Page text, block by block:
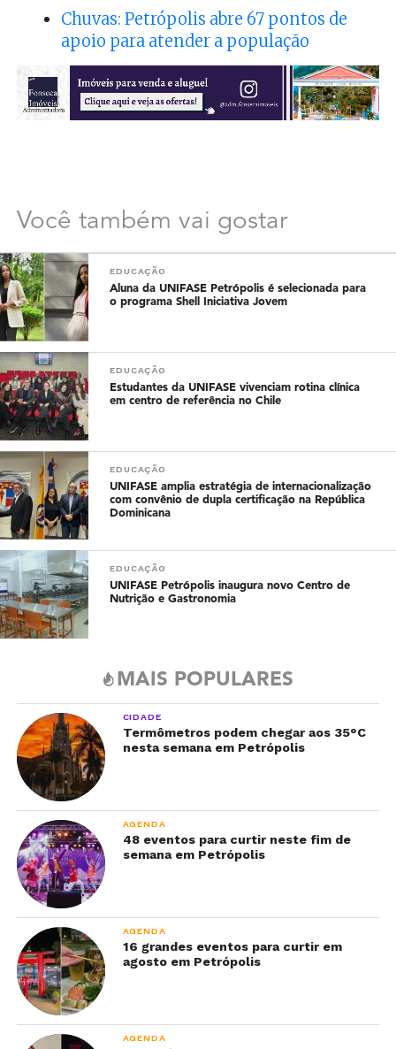
Chuvas: Petrópolis abre 67 pontos de
apoio para atender a população
Você também vai gostar
EDUCAÇÃO
Aluna da UNIFASE Petrópolis é selecionada para
o programa Shell Iniciativa Jovem
EDUCAÇÃO
Estudantes da UNIFASE vivenciam rotina clínica
em centro de referência no Chile
EDUCAÇÃO
UNIFASE amplia estratégia de internacionalização
com convênio de dupla certificação na República
Dominicana
EDUCAÇÃO
UNIFASE Petrópolis inaugura novo Centro de
Nutrição e Gastronomia
MAIS POPULARES
CIDADE
Termômetros podem chegar aos 35°C
nesta semana em Petrópolis
AGENDA
48 eventos para curtir neste fim de
semana em Petrópolis
AGENDA
16 grandes eventos para curtir em
agosto em Petrópolis
AGENDA